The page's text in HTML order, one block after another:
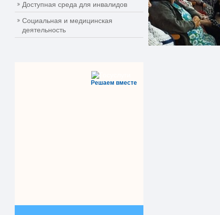
Доступная среда для инвалидов
Социальная и медицинская
деятельность
Решаем вместе